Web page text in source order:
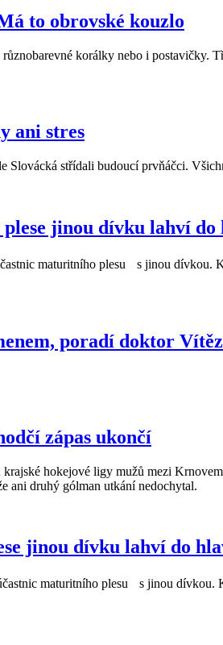
to obrovské kouzlo
korálky nebo i
ani stres
Slovácká střídali budoucí prvňáčci.
jinou dívku lahví do
maturitního plesu s jinou dívkou.
poradí doktor
zápas ukončí
hokejové ligy mužů mezi
ani druhý gólman utkání nedochytal.
jinou dívku lahví do
maturitního plesu s jinou dívkou.